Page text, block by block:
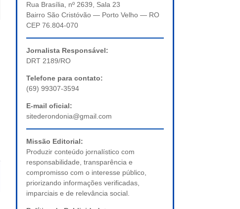
Rua Brasília, nº 2639, Sala 23
Bairro São Cristóvão — Porto Velho — RO
CEP 76.804-070
Jornalista Responsável:
DRT 2189/RO
Telefone para contato:
(69) 99307-3594
E-mail oficial:
sitederondonia@gmail.com
Missão Editorial:
Produzir conteúdo jornalístico com
responsabilidade, transparência e
compromisso com o interesse público,
priorizando informações verificadas,
imparciais e de relevância social.